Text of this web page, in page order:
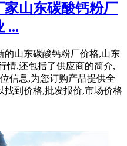
山东碳酸钙粉厂
...
的山东碳酸钙粉厂价格,山东
情,还包括了供应商的简介,
信息,为您订购产品提供全
到价格,批发报价,市场价格